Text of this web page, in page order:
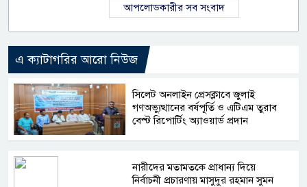
আপলোডকারীর সব সংবাদ
এ ক্যাটাগরির আরো নিউজ
সিলেট অনলাইন প্রেসক্লাবে জুলাই
গণঅভ্যুত্থানের বর্ষপূর্তি ও এটিএম তুরাব
বেস্ট রিপোর্টিং অ্যাওয়ার্ড প্রদান
নারীদের মতামতকে প্রাধান্য দিয়ে
নির্বাচনী প্রচারণায় মাসুদুর রহমান সুমন